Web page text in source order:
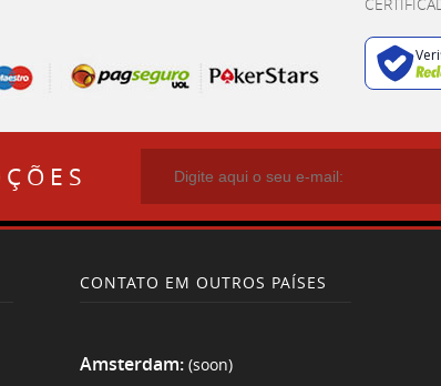
CONTATO EM OUTROS PAÍSES
Amsterdam: (soon)